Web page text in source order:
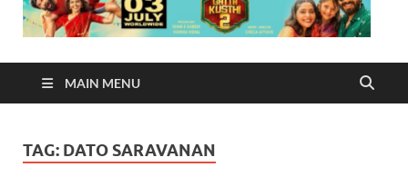
MAIN MENU
TAG: DATO SARAVANAN